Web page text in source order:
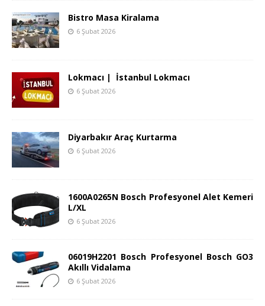
Bistro Masa Kiralama
6 Şubat 2026
Lokmacı | İstanbul Lokmacı
6 Şubat 2026
Diyarbakır Araç Kurtarma
6 Şubat 2026
1600A0265N Bosch Profesyonel Alet Kemeri
L/XL
6 Şubat 2026
06019H2201 Bosch Profesyonel Bosch GO3
Akıllı Vidalama
6 Şubat 2026